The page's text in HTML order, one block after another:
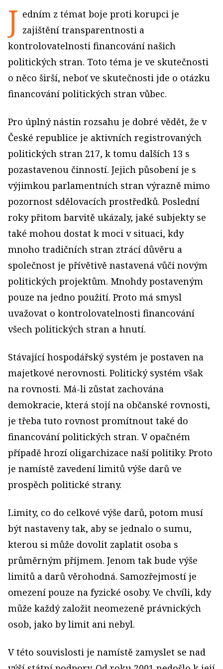
J edním z témat boje proti korupci je
zajištění transparentnosti a
kontrolovatelnosti financování našich
politických stran. Toto téma je ve skutečnosti
o něco širší, neboť ve skutečnosti jde o otázku
financování politických stran vůbec.
Pro úplný nástin rozsahu je dobré vědět, že v
České republice je aktivních registrovaných
politických stran 217, k tomu dalších 13 s
pozastavenou činností. Jejich působení je s
výjimkou parlamentních stran výrazně mimo
pozornost sdělovacích prostředků. Poslední
roky přitom barvitě ukázaly, jaké subjekty se
také mohou dostat k moci v situaci, kdy
mnoho tradičních stran ztrácí důvěru a
společnost je přívětivě nastavená vůči novým
politických projektům. Mnohdy postaveným
pouze na jedno použití. Proto má smysl
uvažovat o kontrolovatelnosti financování
všech politických stran a hnutí.
Stávající hospodářský systém je postaven na
majetkové nerovnosti. Politický systém však
na rovnosti. Má-li zůstat zachována
demokracie, která stojí na občanské rovnosti,
je třeba tuto rovnost promítnout také do
financování politických stran. V opačném
případě hrozí oligarchizace naší politiky. Proto
je namístě zavedení limitů výše darů ve
prospěch politické strany.
Limity, co do celkové výše darů, potom musí
být nastaveny tak, aby se jednalo o sumu,
kterou si může dovolit zaplatit osoba s
průměrným příjmem. Jenom tak bude výše
limitů a darů věrohodná. Samozřejmostí je
omezení pouze na fyzické osoby. Ve chvíli, kdy
může každý založit neomezeně právnických
osob, jako by limit ani nebyl.
V této souvislosti je namístě zamyslet se nad